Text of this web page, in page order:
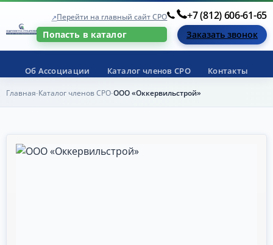
Перейти на главный сайт СРО
Попасть в каталог
+7 (812) 606-61-65
Заказать звонок
Об Ассоциации Каталог членов СРО Контакты
Главная-Каталог членов СРО-ООО «Оккервильстрой»